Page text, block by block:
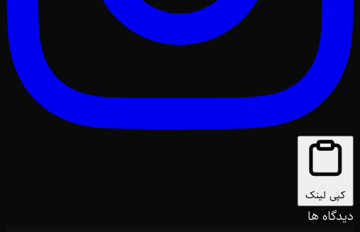
کپی لینک
دیدگاه ها